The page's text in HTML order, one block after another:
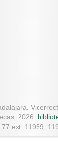
2026.
77 ext. 11959,